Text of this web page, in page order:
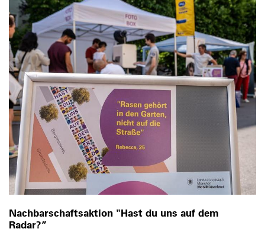
Nachbarschaftsaktion "Hast du uns auf dem
Radar?”